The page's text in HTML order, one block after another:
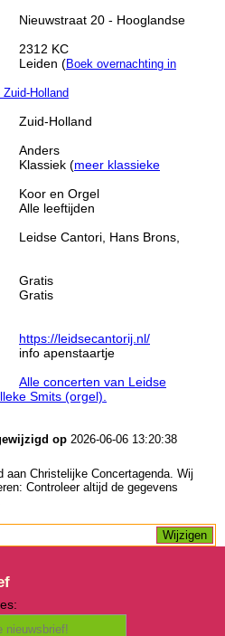
Nieuwstraat 20 - Hooglandse
2312 KC
Leiden (Boek overnachting in
Holland
Zuid-Holland
Anders
Klassiek (meer klassieke
Koor en Orgel
Alle leeftijden
Leidse Cantori, Hans Brons,
Gratis
Gratis
https://leidsecantorij.nl/
info apenstaartje
Alle concerten van Leidse
Smits (orgel).
op 2026-06-06 13:20:38
aan Christelijke Concertagenda. Wij
Controleer altijd de gegevens